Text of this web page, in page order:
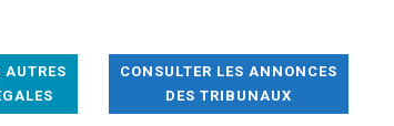
AUTRES
CONSULTER LES ANNONCES
DES TRIBUNAUX